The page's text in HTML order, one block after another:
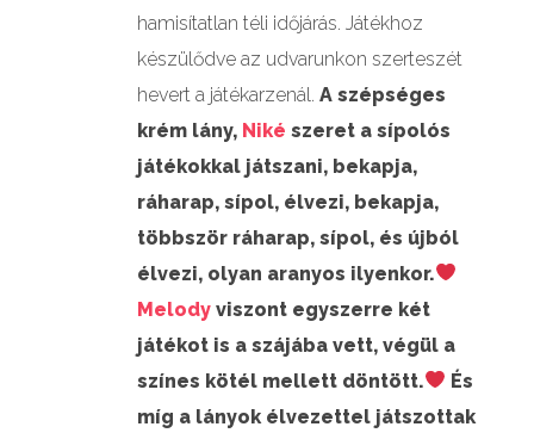
hamisítatlan téli időjárás. Játékhoz
készülődve az udvarunkon szerteszét
hevert a játékarzenál.A szépséges
krém lány, Niké szeret a sípolós
játékokkal játszani, bekapja,
ráharap, sípol, élvezi, bekapja,
többször ráharap, sípol, és újból
élvezi, olyan aranyos ilyenkor.
Melody viszont egyszerre két
játékot is a szájába vett, végül a
színes kötél mellett döntött.
És
míg a lányok élvezettel játszottak